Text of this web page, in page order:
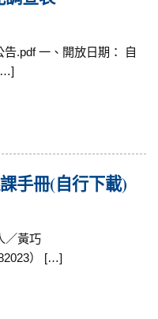
.pdf 一、開放日期： 自
手冊(自行下載)
／黃巧
） […]